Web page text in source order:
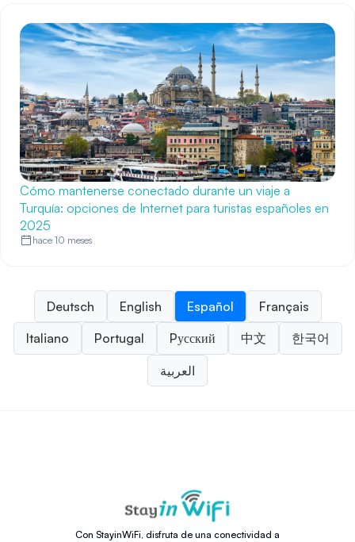
Cómo mantenerse conectado durante un viaje a
Turquía: opciones de Internet para turistas españoles en
2025
hace 10 meses
Deutsch English Español
Français
Italiano
Portugal Pусский 中文 한국어
العربية
Con StayinWiFi, disfruta de una conectividad a